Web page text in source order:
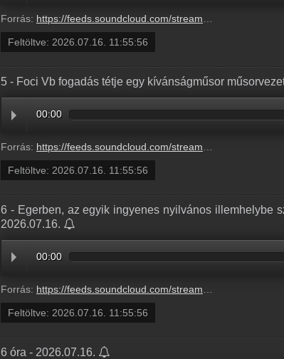
Forrás: https://feeds.soundcloud.com/stream/2361778013-radio1hungary-3-gyurcsany-ferenc-a-parkapcsolatrol-osztotta-meg-gondolatai-egy-konyvben-3.mp3
Feltöltve: 2026.07.16. 11:55:56
5 - Foci Vb fogadás tétje egy kívánságműsor
00:00
Forrás: https://feeds.soundcloud.com/stream/2361778010-radio1hungary-5-foci-vb-fogadas-tetje-egy-kivansagmusor-musorvezetese-5.mp3
Feltöltve: 2026.07.16. 11:55:56
6 - Egerben, az egyik ingyenes nyilvános illemhelybe
2026.07.16.
00:00
Forrás: https://feeds.soundcloud.com/stream/2361778004-radio1hungary-6-egerben-az-egyik-ingyenes-nyilvanos-illemhelybe-szandekosan-egy-harommeteres-fat-dugtak-6.mp3
Feltöltve: 2026.07.16. 11:55:56
6 óra - 2026.07.16.